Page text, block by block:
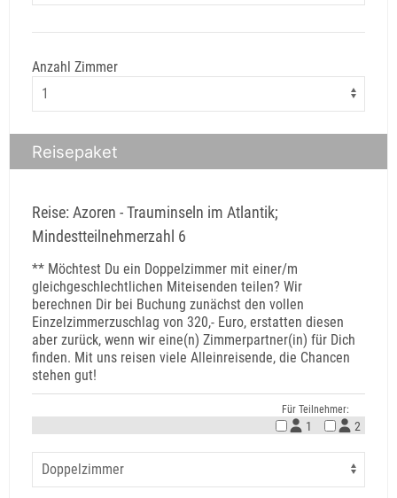
Anzahl Zimmer
Reisepaket
Reise: Azoren - Trauminseln im Atlantik;
Mindestteilnehmerzahl 6
** Möchtest Du ein Doppelzimmer mit einer/m
gleichgeschlechtlichen Miteisenden teilen? Wir
berechnen Dir bei Buchung zunächst den vollen
Einzelzimmerzuschlag von 320,- Euro, erstatten diesen
aber zurück, wenn wir eine(n) Zimmerpartner(in) für Dich
finden. Mit uns reisen viele Alleinreisende, die Chancen
stehen gut!
Für Teilnehmer:
1 2